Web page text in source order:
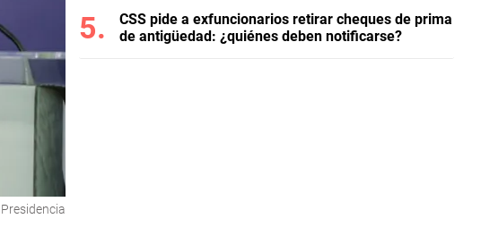
Presidencia
CSS pide a exfuncionarios retirar cheques de prima
de antigüedad: ¿quiénes deben notificarse?